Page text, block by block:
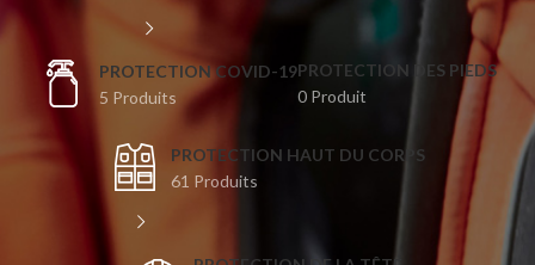
⁣PROTECTION COVID-19
5 Produits
PROTECTION DES PIEDS
0 Produit
PROTECTION HAUT DU CORPS
61 Produits